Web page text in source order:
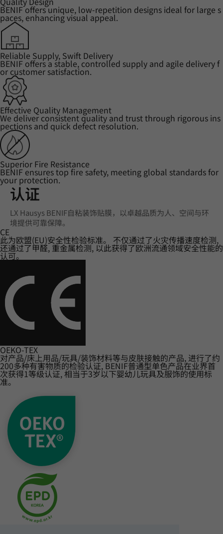
BENIF offers unique, low-repetition designs ideal for large s
paces, enhancing visual appeal.
Reliable Supply, Swift Delivery
BENIF offers a stable, controlled supply and agile delivery f
or customer satisfaction.
Effective Quality Management
We deliver consistent quality and trust through rigorous ins
pections and quick defect resolution.
Superior Fire Resistance
BENIF ensures top fire safety, meeting global standards for
your protection.
认证
LX Hausys BENIF自粘装饰贴膜，以卓越品质为人、空间与环
境提供可靠保障。
CE
此为欧盟(EU)安全性检验标准。 不仅通过了火灾传播速度检测,
还通过了甲醛, 重金属检测, 以此获得了欧洲流通领域安全性能的
认可。
OEKO-TEX
对产品/床上用品/玩具/装饰材料等与皮肤接触的产品, 进行了约
200多种有害物质的检验认证, BENIF普通型单色产品在业界首
次获得1等级认证, 相当于3岁以下婴幼儿玩具及服饰的使用标
准。